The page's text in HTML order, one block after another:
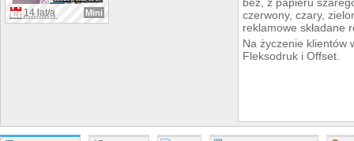
14 lat/a Mini
czerwony, czary,
reklamowe składane
Na życzenie klientów
Fleksodruk i Offset.